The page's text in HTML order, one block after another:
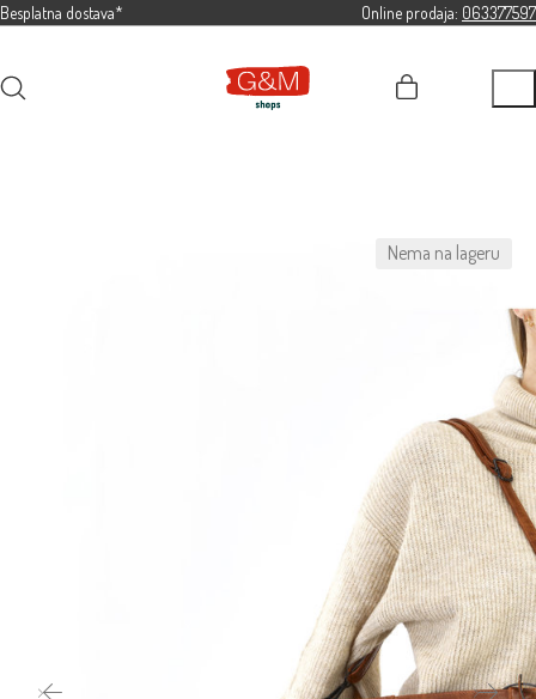
Besplatna dostava* Online prodaja: 063377597
Nema na lageru